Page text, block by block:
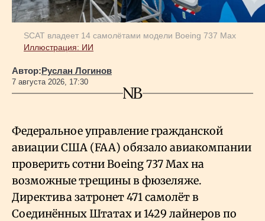
SCAT владеет 14 самолётами модели Boeing 737 Max
Иллюстрация: ИИ
Автор:Руслан Логинов
7 августа 2026, 17:30
Федеральное управление гражданской
авиации США (FAA) обязало авиакомпании
проверить сотни Boeing 737 Max на
возможные трещины в фюзеляже.
Директива затронет 471 самолёт в
Соединённых Штатах и 1429 лайнеров по